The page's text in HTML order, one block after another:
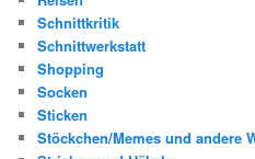
Schnittkritik
Schnittwerkstatt
Shopping
Socken
Sticken
Stöckchen/Memes und andere